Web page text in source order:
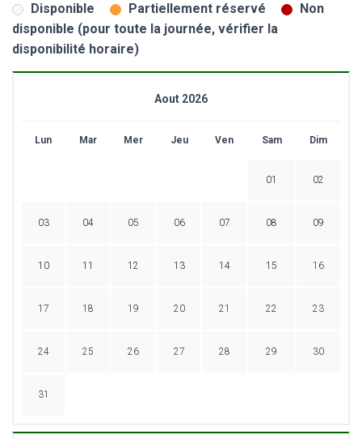
Disponible Partiellement réservé
Non
disponible (pour toute la journée, vérifier la
disponibilité horaire)
Aout 2026
Lun Mar Mer Jeu Ven Sam Dim
01 02
03 04 05 06 07 08 09
10 11 12 13 14 15 16
17 18 19 20 21 22 23
24 25 26 27 28 29 30
31